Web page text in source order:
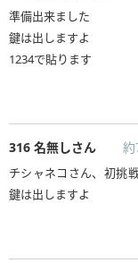
準備出来ました
鍵は出しますよ
1234で貼ります
316 名無しさん
チシャネコさん、初挑
鍵は出しますよ